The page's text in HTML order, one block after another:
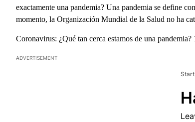
exactamente una pandemia? Una pandemia se define
momento, la Organización Mundial de la Salud no ha
Coronavirus: ¿Qué tan cerca estamos de una pandemia?
ADVERTISEMENT